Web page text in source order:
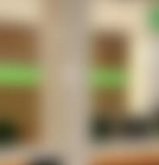
業務の無駄・手間
室や駐車場で患者
感染防止のため、